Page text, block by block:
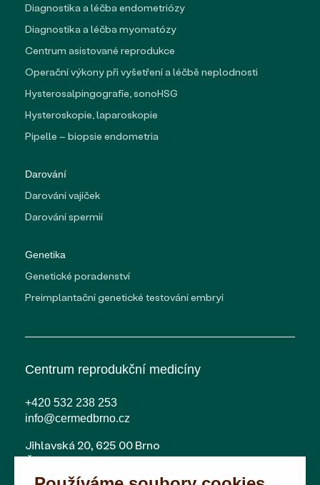
Diagnostika a léčba endometriózy
Diagnostika a léčba myomatózy
Centrum asistované reprodukce
Operační výkony při vyšetření a léčbě neplodnosti
Hysterosalpingografie, sonoHSG
Hysteroskopie, laparoskopie
Pipelle – biopsie endometria
Darování
Darování vajíček
Darování spermií
Genetika
Genetické poradenství
Preimplantační genetické testování embryí
Centrum reprodukční medicíny
+420 532 238 253
info@cermedbrno.cz
Jihlavská 20, 625 00 Brno
Česká republika